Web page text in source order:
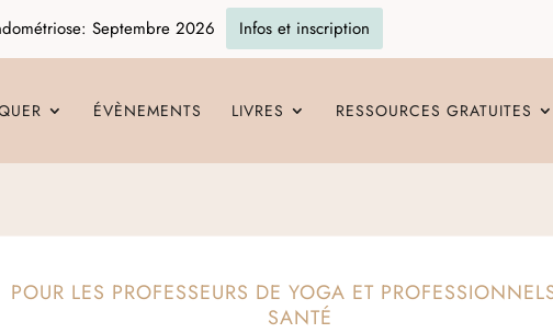
ÉVÈNEMENTS LIVRES RESSOURCES GRATUITES
POUR LES PROFESSEURS DE YOGA ET
SANTÉ
Septembre 2026 Infos et inscription